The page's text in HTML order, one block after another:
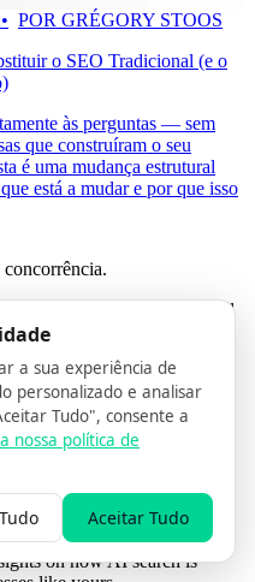
POR GRÉGORY STOOS
o SEO Tradicional (e o
às perguntas — sem
que construíram o seu
é uma mudança estrutural
está a mudar e por que isso
concorrência.
garantir visibilidade no canal
Não espere até que os
on how AI search is
a sua experiência de
personalizado e analisar
Tudo", consente a
nossa política de
Aceitar Tudo